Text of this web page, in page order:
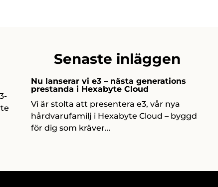
Senaste inläggen
Nu lanserar vi e3 – nästa generations
prestanda i Hexabyte Cloud
Vi är stolta att presentera e3, vår nya
hårdvarufamilj i Hexabyte Cloud – byggd
för dig som kräver...